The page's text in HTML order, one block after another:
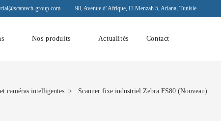
group.com 98, Avenue d’Afrique, El Menzah 5, Ariana, Tunisie
Nos produits Actualités Contact
caméras intelligentes > Scanner fixe industriel Zebra FS80 (Nouveau)